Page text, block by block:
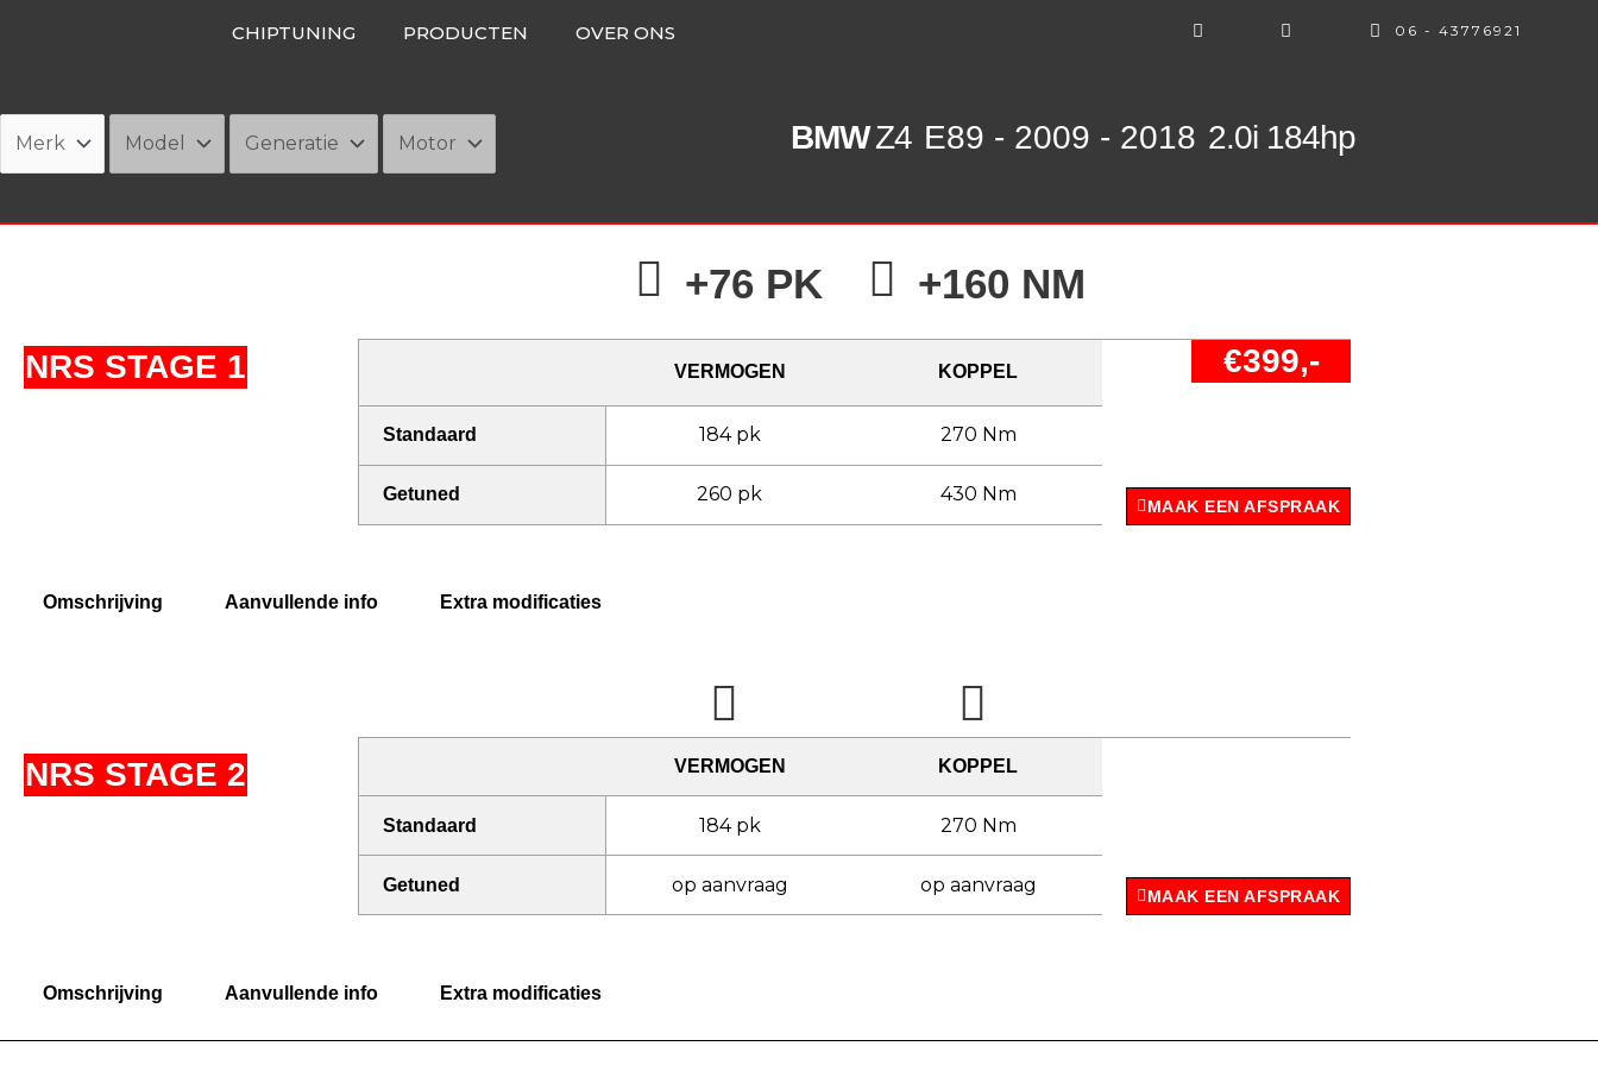
CHIPTUNING PRODUCTEN OVER ONS 06 - 43776921
BMWZ4 E89 - 2009 - 2018 2.0i 184hp
NRS STAGE 1
+76 PK +160 NM
VERMOGEN KOPPEL €399,-
Standaard 184 pk 270 Nm
Getuned 260 pk 430 Nm
MAAK EEN AFSPRAAK
Omschrijving Aanvullende info Extra modificaties
NRS STAGE 2 VERMOGEN KOPPEL
Standaard 184 pk 270 Nm
Getuned op aanvraag op aanvraag
MAAK EEN AFSPRAAK
Omschrijving Aanvullende info Extra modificaties